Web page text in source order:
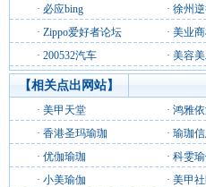
· 必应bing · 徐州
· Zippo爱好者论坛 · 美业
· 200532汽车 · 美容
【相关点出网站】
· 美甲天堂 · 鸿雅
· 香港圣玛瑜珈 · 瑜珈
· 优伽瑜珈 · 科雯
· 小美瑜伽 · 美甲